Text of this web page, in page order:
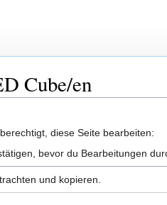
Cube/en
diese Seite bearbeiten:
bevor du Bearbeitungen
und kopieren.